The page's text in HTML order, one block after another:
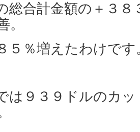
総合計金額の＋３
。
５％増えたわけです
は９３９ドルのカ